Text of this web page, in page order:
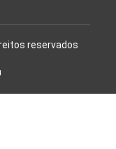
reservados